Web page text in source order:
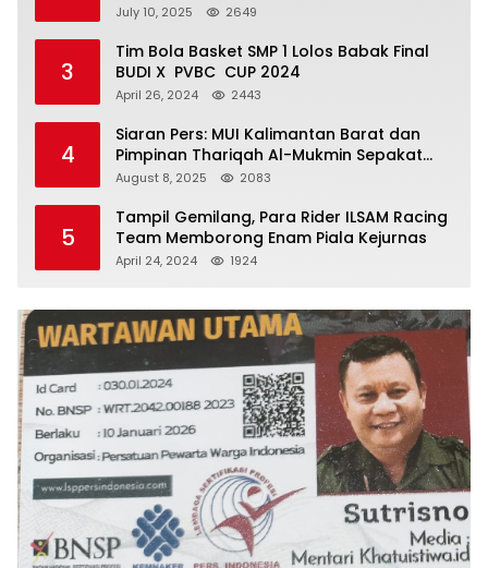
Al Mu’min
July 10, 2025 2649
3
Tim Bola Basket SMP 1 Lolos Babak Final
BUDI X PVBC CUP 2024
April 26, 2024 2443
4
Siaran Pers: MUI Kalimantan Barat dan
Pimpinan Thariqah Al-Mukmin Sepakat
Jaga Umat
August 8, 2025 2083
5
Tampil Gemilang, Para Rider ILSAM Racing
Team Memborong Enam Piala Kejurnas
April 24, 2024 1924